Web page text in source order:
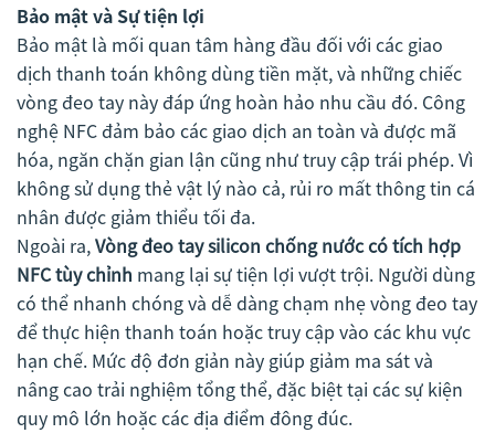
Bảo mật và Sự tiện lợi
Bảo mật là mối quan tâm hàng đầu đối với các giao
dịch thanh toán không dùng tiền mặt, và những chiếc
vòng đeo tay này đáp ứng hoàn hảo nhu cầu đó. Công
nghệ NFC đảm bảo các giao dịch an toàn và được mã
hóa, ngăn chặn gian lận cũng như truy cập trái phép. Vì
không sử dụng thẻ vật lý nào cả, rủi ro mất thông tin cá
nhân được giảm thiểu tối đa.
Ngoài ra,Vòng đeo tay silicon chống nước có tích hợp
NFC tùy chỉnh mang lại sự tiện lợi vượt trội. Người dùng
có thể nhanh chóng và dễ dàng chạm nhẹ vòng đeo tay
để thực hiện thanh toán hoặc truy cập vào các khu vực
hạn chế. Mức độ đơn giản này giúp giảm ma sát và
nâng cao trải nghiệm tổng thể, đặc biệt tại các sự kiện
quy mô lớn hoặc các địa điểm đông đúc.